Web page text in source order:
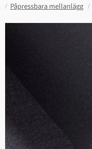
Påpressbara mellanlägg